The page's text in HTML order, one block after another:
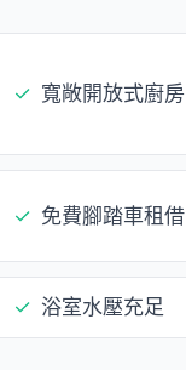
✓ 寬敞開放式廚房
✓ 免費腳踏車租借
✓ 浴室水壓充足